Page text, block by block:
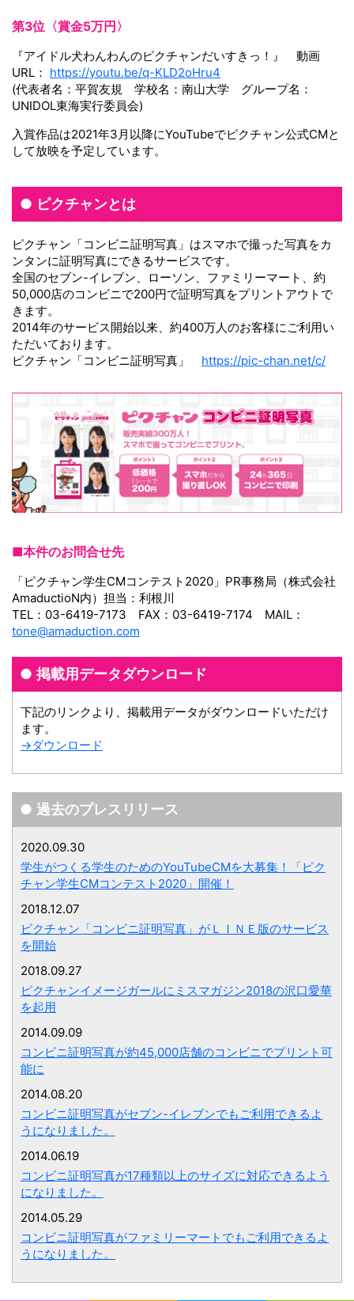
第3位〈賞金5万円〉
『アイドル犬わんわんのピクチャンだいすきっ！』 動画
URL： https://youtu.be/q-KLD2oHru4
(代表者名：平賀友規 学校名：南山大学 グループ名：
UNIDOL東海実行委員会)
入賞作品は2021年3月以降にYouTubeでピクチャン公式CMと
して放映を予定しています。
ピクチャンとは
ピクチャン「コンビニ証明写真」はスマホで撮った写真をカ
ンタンに証明写真にできるサービスです。
全国のセブン-イレブン、ローソン、ファミリーマート、約
50,000店のコンビニで200円で証明写真をプリントアウトで
きます。
2014年のサービス開始以来、約400万人のお客様にご利用い
ただいております。
ピクチャン「コンビニ証明写真」 https://pic-chan.net/c/
■本件のお問合せ先
「ピクチャン学生CMコンテスト2020」PR事務局（株式会社
AmaductioN内）担当：利根川
TEL：03-6419-7173 FAX：03-6419-7174 MAIL：
tone@amaduction.com
掲載用データダウンロード
下記のリンクより、掲載用データがダウンロードいただけ
ます。
→ダウンロード
過去のプレスリリース
2020.09.30
学生がつくる学生のためのYouTubeCMを大募集！「ピク
チャン学生CMコンテスト2020」開催！
2018.12.07
ピクチャン「コンビニ証明写真」がＬＩＮＥ版のサービス
を開始
2018.09.27
ピクチャンイメージガールにミスマガジン2018の沢口愛華
を起用
2014.09.09
コンビニ証明写真が約45,000店舗のコンビニでプリント可
能に
2014.08.20
コンビニ証明写真がセブン-イレブンでもご利用できるよ
うになりました。
2014.06.19
コンビニ証明写真が17種類以上のサイズに対応できるよう
になりました。
2014.05.29
コンビニ証明写真がファミリーマートでもご利用できるよ
うになりました。